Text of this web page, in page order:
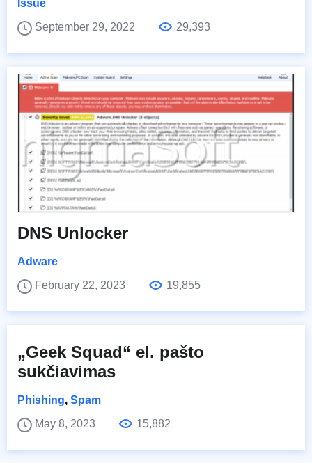
Issue
September 29, 2022
29,393
DNS Unlocker
Adware
February 22, 2023
19,855
„Geek Squad“ el. pašto
sukčiavimas
Phishing, Spam
May 8, 2023
15,882